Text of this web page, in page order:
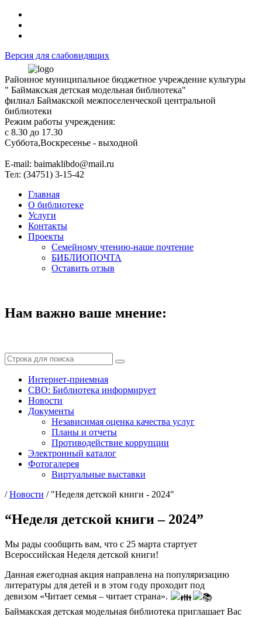
Версия для слабовидящих
Районное муниципальное бюджетное учреждение культуры
" Баймакская детская модельная библиотека"
филиал Баймакской межпоселенческой центральной
библиотеки
Режим работы учреждения:
с 8.30 до 17.30
Суббота,Воскресенье - выходной
Е-mail: baimaklibdo@mail.ru
Тел: (34751) 3-15-42
Главная
О библиотеке
Услуги
Контакты
Проекты
Семейному чтению-наше почтение
БИБЛИОПОЧТА
Оставить отзыв
Нам важно ваше мнение:
Интернет-приемная
СВО: Библиотека информирует
Новости
Документы
Независимая оценка качества услуг
Планы и отчеты
Противодействие коррупции
Электронный каталог
Фотогалерея
Виртуальные выставки
/Новости / "Неделя детской книги - 2024"
“Неделя детской книги – 2024”
Мы рады сообщить вам, что с 25 марта стартует
Всероссийская Неделя детской книги!
Данная ежегодная акция направлена на популяризацию
литературы для детей и в этом году проходит под
девизом «Читает семья – читает страна».
Баймакская детская модельная библиотека приглашает Вас